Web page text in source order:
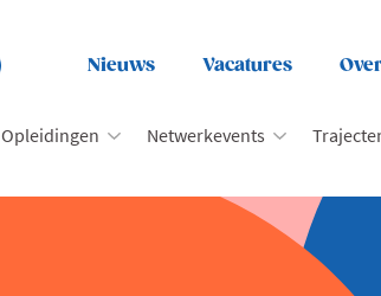
Nieuws Vacatures
Opleidingen Netwerkevents